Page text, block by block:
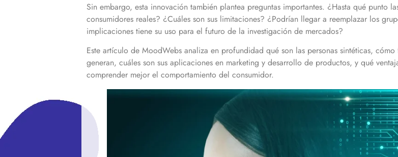
Sin embargo, esta innovación también plantea preguntas importantes. ¿Hasta qué punto
consumidores reales? ¿Cuáles son sus limitaciones? ¿Podrían llegar a reemplazar los
implicaciones tiene su uso para el futuro de la investigación de mercados?
Este artículo de MoodWebs analiza en profundidad qué son las personas sintéticas,
generan, cuáles son sus aplicaciones en marketing y desarrollo de productos, y qué
comprender mejor el comportamiento del consumidor.